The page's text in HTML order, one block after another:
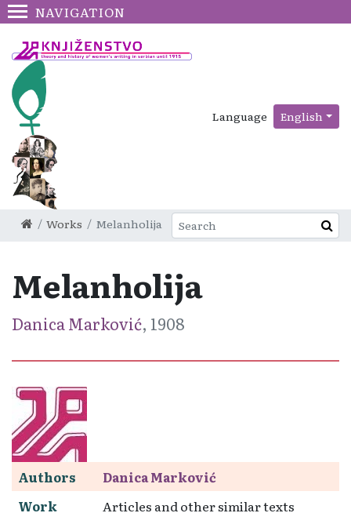
NAVIGATION
Language English
Works Melanholija
Melanholija
Danica Marković, 1908
Authors
Danica Marković
Work
Articles and other similar texts